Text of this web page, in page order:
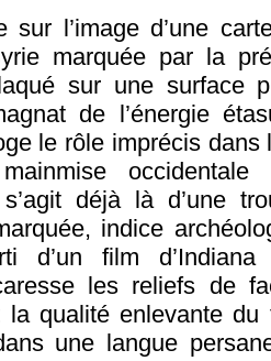
sur l’image d’une
marquée par la
sur une surface
de l’énergie
le rôle imprécis
occidentale
déjà là d’une
indice
d’un film
les reliefs de
la qualité enlevante
une langue